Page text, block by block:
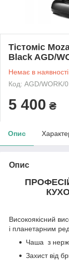
Тістоміс
Black AGD/
Немає в наявності
Код: AGD/WORK/
5 400 ₴
Опис
Опис
Високоякісний
і планетарним
Чаша з
Захист від